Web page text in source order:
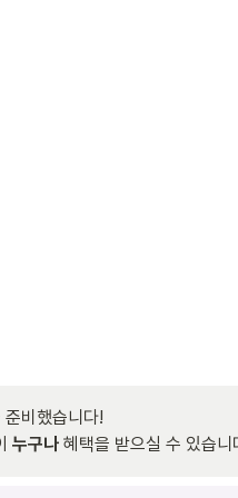
준비했습니다!
누구나 혜택을 받으실 수 있습니